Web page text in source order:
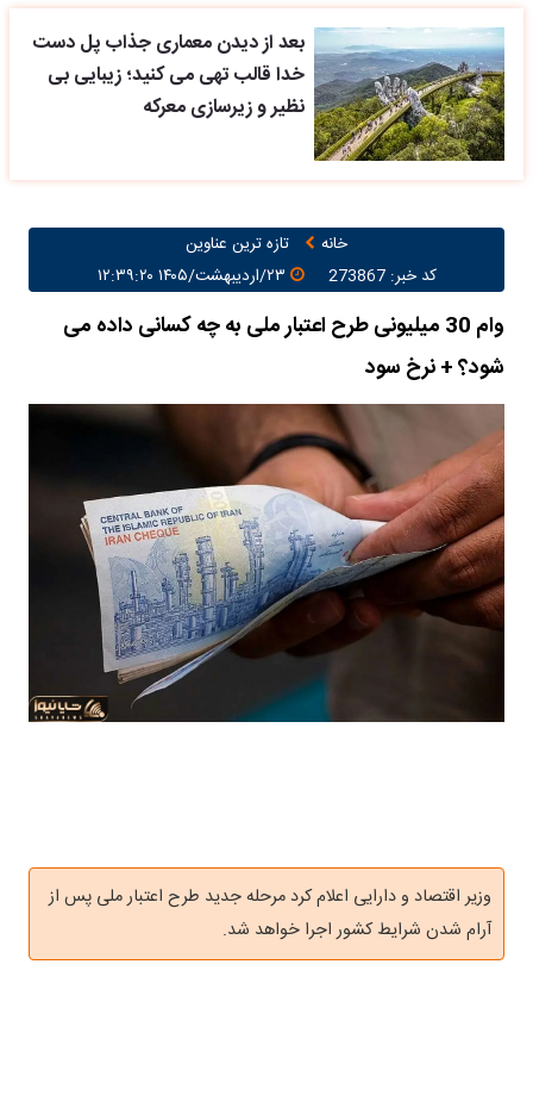
بعد از دیدن معماری جذاب پل دست
خدا قالب تهی می کنید؛ زیبایی بی
نظیر و زیرسازی معرکه
خانه
تازه ترین عناوین
کد خبر: 273867
وام 30 میلیونی طرح اعتبار ملی به چه کسانی داده می
شود؟ + نرخ سود
وزیر اقتصاد و دارایی اعلام کرد مرحله جدید طرح اعتبار ملی پس از
آرام شدن شرایط کشور اجرا خواهد شد.